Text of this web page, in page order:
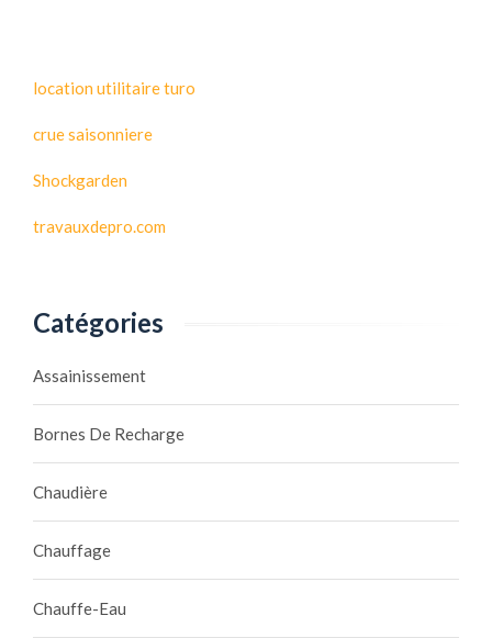
location utilitaire turo
crue saisonniere
Shockgarden
travauxdepro.com
Catégories
Assainissement
Bornes De Recharge
Chaudière
Chauffage
Chauffe-Eau